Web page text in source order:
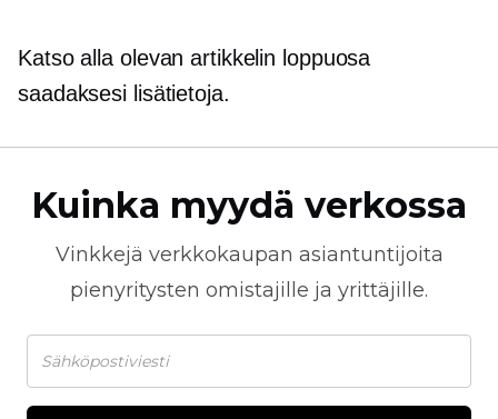
Katso alla olevan artikkelin loppuosa
saadaksesi lisätietoja.
Kuinka myydä verkossa
Vinkkejä verkkokaupan asiantuntijoita
pienyritysten omistajille ja yrittäjille.